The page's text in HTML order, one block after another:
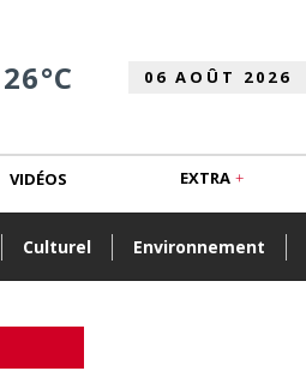
26°C
Culturel Environnement
VIDÉOS EXTRA